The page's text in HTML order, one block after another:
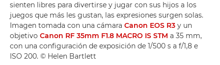
sienten libres para divertirse y jugar con sus hijos a los
juegos que más les gustan, las expresiones surgen solas.
Imagen tomada con una cámara Canon EOS R3 y un
objetivo Canon RF 35mm F1.8 MACRO IS STM a 35 mm,
con una configuración de exposición de 1/500 s a f/1,8 e
ISO 200. © Helen Bartlett